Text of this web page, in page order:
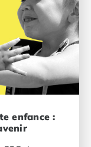
enfance :